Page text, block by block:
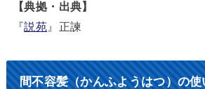
【典拠・出典】
『説苑 』正諫
間不容髪（かんふようはつ）の使